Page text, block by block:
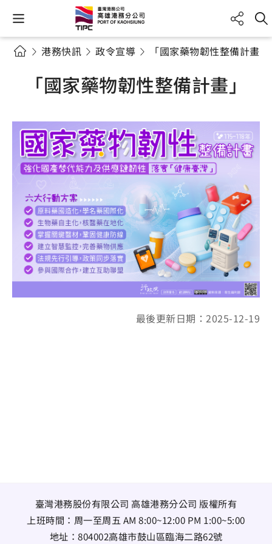
港務快訊 政令宣導 「國家藥物韌性整備計畫」
「國家藥物韌性整備計畫」
最後更新日期：2025-12-19
臺灣港務股份有限公司 高雄港務分公司 版權所有
上班時間：周一至周五 AM 8:00~12:00 PM 1:00~5:00
地址： 804002高雄市鼓山區臨海二路62號